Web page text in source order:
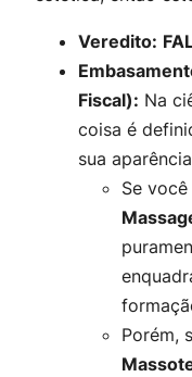
Veredito:
Fiscal): Na
coisa é
sua aparência
Se
Porém,